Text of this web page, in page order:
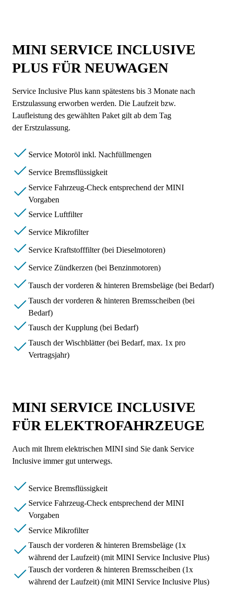
MINI SERVICE INCLUSIVE
PLUS FÜR NEUWAGEN
Service Inclusive Plus kann spätestens bis 3 Monate nach
Erstzulassung erworben werden. Die Laufzeit bzw.
Laufleistung des gewählten Paket gilt ab dem Tag
der Erstzulassung.
Service Motoröl inkl. Nachfüllmengen
Service Bremsflüssigkeit
Service Fahrzeug-Check entsprechend der MINI
Vorgaben
Service Luftfilter
Service Mikrofilter
Service Kraftstofffilter (bei Dieselmotoren)
Service Zündkerzen (bei Benzinmotoren)
Tausch der vorderen & hinteren Bremsbeläge (bei Bedarf)
Tausch der vorderen & hinteren Bremsscheiben (bei
Bedarf)
Tausch der Kupplung (bei Bedarf)
Tausch der Wischblätter (bei Bedarf, max. 1x pro
Vertragsjahr)
MINI SERVICE INCLUSIVE
FÜR ELEKTROFAHRZEUGE
Auch mit Ihrem elektrischen MINI sind Sie dank Service
Inclusive immer gut unterwegs.
Service Bremsflüssigkeit
Service Fahrzeug-Check entsprechend der MINI
Vorgaben
Service Mikrofilter
Tausch der vorderen & hinteren Bremsbeläge (1x
während der Laufzeit) (mit MINI Service Inclusive Plus)
Tausch der vorderen & hinteren Bremsscheiben (1x
während der Laufzeit) (mit MINI Service Inclusive Plus)